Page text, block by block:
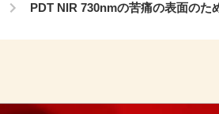
PDT NIR 730nmの苦痛の表面のた